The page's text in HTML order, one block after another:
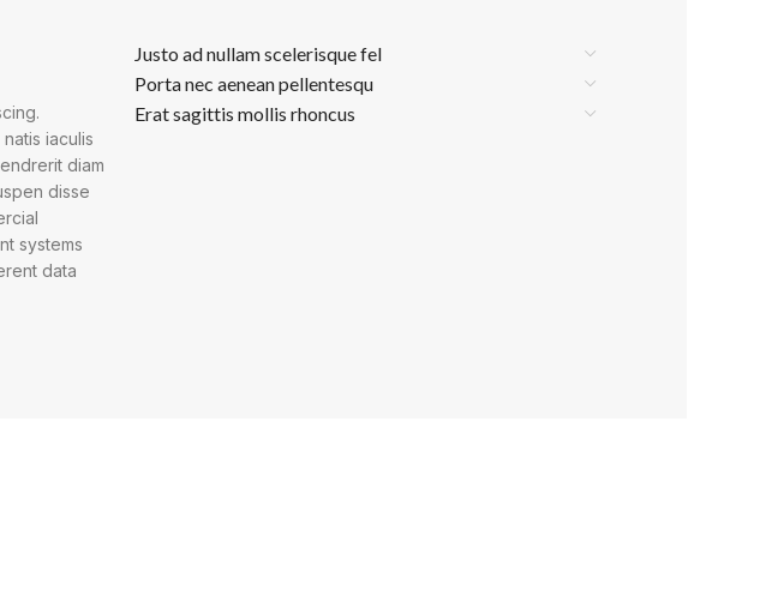
iaculis
diam
disse
systems
data
Justo ad nullam scelerisque fel
Porta nec aenean pellentesqu
Erat sagittis mollis rhoncus